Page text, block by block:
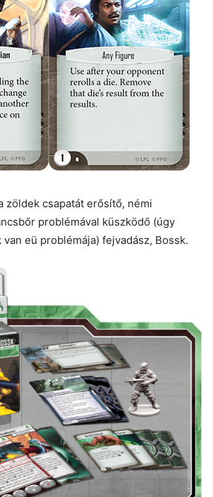
zöldek csapatát erősítő, némi
problémával küszködő (úgy
eü problémája) fejvadász, Bossk.